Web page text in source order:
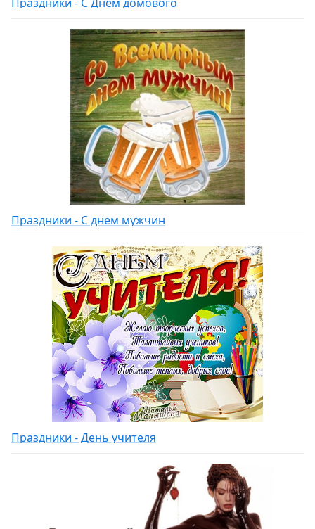
Праздники - С днем мужчин
Праздники - День учителя